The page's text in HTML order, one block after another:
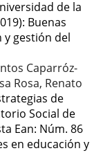
de la
Buenas
y gestión del
Caparróz-
Rosa, Renato
de
Social de
Ean: Núm. 86
en educación y